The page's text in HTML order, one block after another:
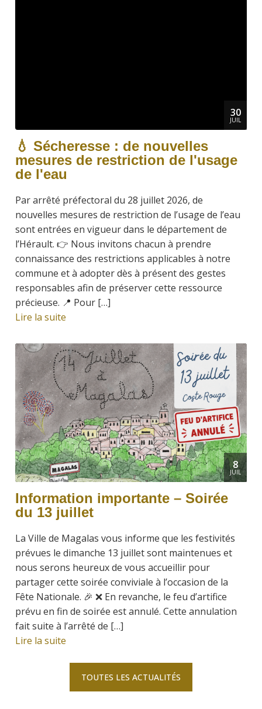
30
JUIL
💧 Sécheresse : de nouvelles
mesures de restriction de l'usage
de l'eau
Par arrêté préfectoral du 28 juillet 2026, de
nouvelles mesures de restriction de l’usage de l’eau
sont entrées en vigueur dans le département de
l’Hérault. 👉 Nous invitons chacun à prendre
connaissance des restrictions applicables à notre
commune et à adopter dès à présent des gestes
responsables afin de préserver cette ressource
précieuse. 📍 Pour […]
Lire la suite
8
JUIL
Information importante – Soirée
du 13 juillet
La Ville de Magalas vous informe que les festivités
prévues le dimanche 13 juillet sont maintenues et
nous serons heureux de vous accueillir pour
partager cette soirée conviviale à l’occasion de la
Fête Nationale. 🎉 ❌ En revanche, le feu d’artifice
prévu en fin de soirée est annulé. Cette annulation
fait suite à l’arrêté de […]
Lire la suite
TOUTES LES ACTUALITÉS